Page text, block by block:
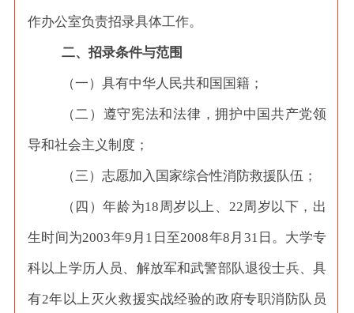
作办公室负责招录具体工作。
二、招录条件与范围
（一）具有中华人民共和国国籍；
（二）遵守宪法和法律，拥护中国共产党领
导和社会主义制度；
（三）志愿加入国家综合性消防救援队伍；
（四）年龄为18周岁以上、22周岁以下，出
生时间为2003年9月1日至2008年8月31日。大学专
科以上学历人员、解放军和武警部队退役士兵、具
有2年以上灭火救援实战经验的政府专职消防队员